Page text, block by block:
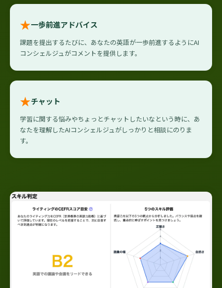
★一歩前進アドバイス
課題を提出するたびに、あなたの英語が一歩前進するようにAI
コンシェルジュがコメントを提供します。
★チャット
学習に関する悩みやちょっとチャットしたいなという時に、あ
なたを理解したAIコンシェルジュがしっかりと相談にのりま
す。